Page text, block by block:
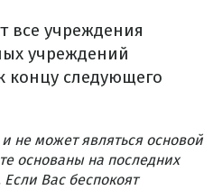
все учреждения
учреждений
концу следующего
не может являться основой
основаны на последних
Вас беспокоят